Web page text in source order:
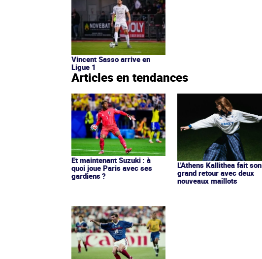
Vincent Sasso arrive en
Ligue 1
Articles en tendances
Et maintenant Suzuki : à
quoi joue Paris avec ses
gardiens ?
L'Athens Kallithea fait son
grand retour avec deux
nouveaux maillots